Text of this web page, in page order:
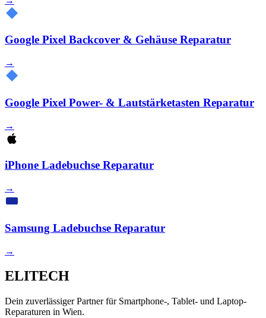
Google Pixel Backcover & Gehäuse Reparatur
→
Google Pixel Power- & Lautstärketasten Reparatur
→
iPhone Ladebuchse Reparatur
→
Samsung Ladebuchse Reparatur
→
ELITECH
Dein zuverlässiger Partner für Smartphone-, Tablet- und Laptop-
Reparaturen in Wien.